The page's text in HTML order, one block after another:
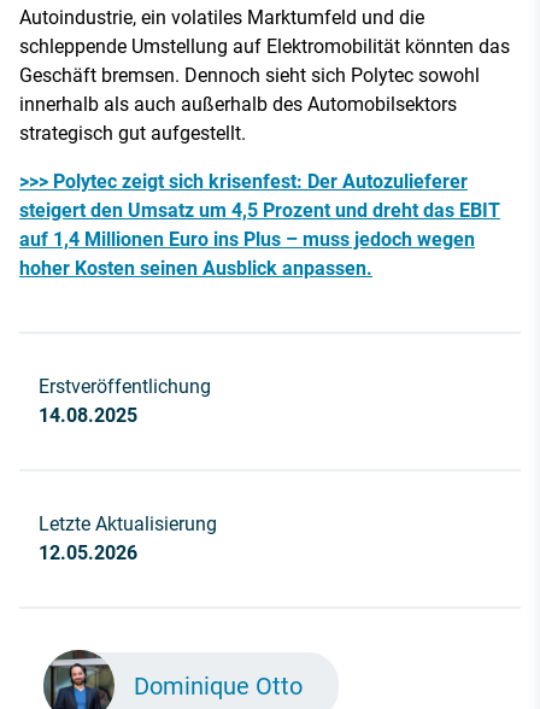
Autoindustrie, ein volatiles Marktumfeld und die
schleppende Umstellung auf Elektromobilität könnten das
Geschäft bremsen. Dennoch sieht sich Polytec sowohl
innerhalb als auch außerhalb des Automobilsektors
strategisch gut aufgestellt.
>>> Polytec zeigt sich krisenfest: Der Autozulieferer
steigert den Umsatz um 4,5 Prozent und dreht das EBIT
auf 1,4 Millionen Euro ins Plus – muss jedoch wegen
hoher Kosten seinen Ausblick anpassen.
Erstveröffentlichung
14.08.2025
Letzte Aktualisierung
12.05.2026
Dominique Otto